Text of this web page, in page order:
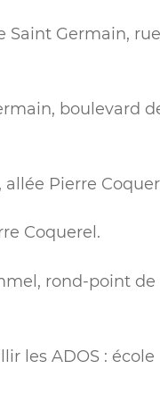
Saint Germain,
boulevard
Pierre
Coquerel.
rond-point de
les ADOS : école